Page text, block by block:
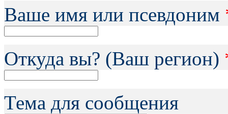
Ваше имя или псевдоним
Откуда вы? (Ваш регион)
Тема для сообщения